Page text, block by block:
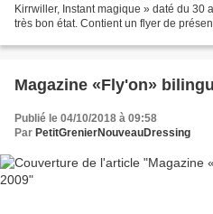
Kirrwiller, Instant magique » daté du 30
très bon état. Contient un flyer de
Magazine «Fly'on»
Publié le 04/10/2018 à 09:58
Par PetitGrenierNouveauDressing